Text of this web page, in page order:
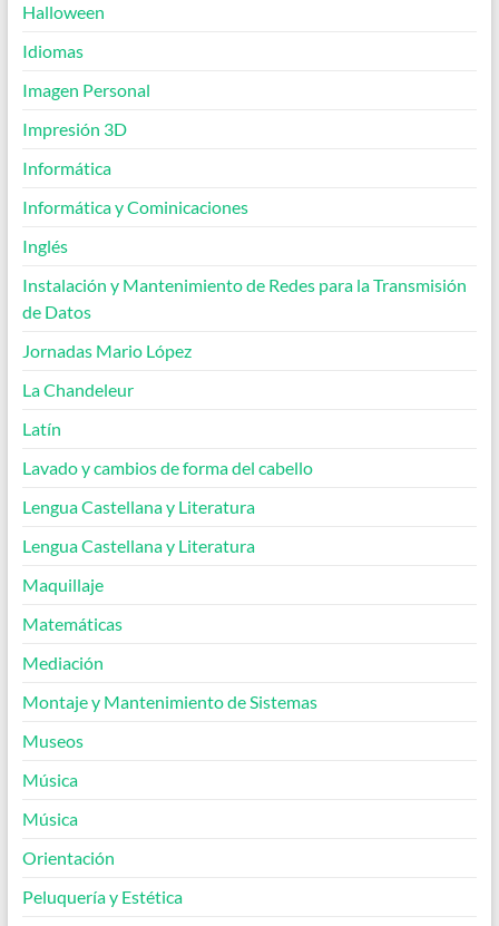
Halloween
Idiomas
Imagen Personal
Impresión 3D
Informática
Informática y Cominicaciones
Inglés
Instalación y Mantenimiento de Redes para la Transmisión
de Datos
Jornadas Mario López
La Chandeleur
Latín
Lavado y cambios de forma del cabello
Lengua Castellana y Literatura
Lengua Castellana y Literatura
Maquillaje
Matemáticas
Mediación
Montaje y Mantenimiento de Sistemas
Museos
Música
Música
Orientación
Peluquería y Estética